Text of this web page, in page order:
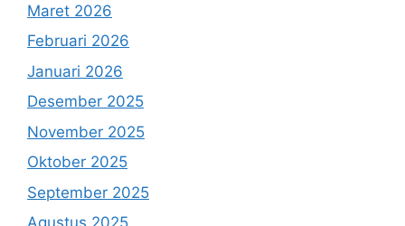
Maret 2026
Februari 2026
Januari 2026
Desember 2025
November 2025
Oktober 2025
September 2025